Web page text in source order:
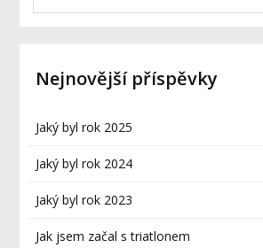
Nejnovější příspěvky
Jaký byl rok 2025
Jaký byl rok 2024
Jaký byl rok 2023
Jak jsem začal s triatlonem